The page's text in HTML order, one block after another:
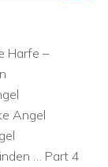
Harfe –
Angel
… Part 4